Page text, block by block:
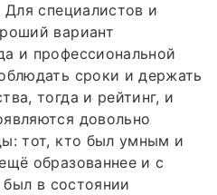
Для специалистов и
вариант
и профессиональной
сроки и держать
тогда и рейтинг, и
довольно
тот, кто был умным и
образованнее и с
в состоянии